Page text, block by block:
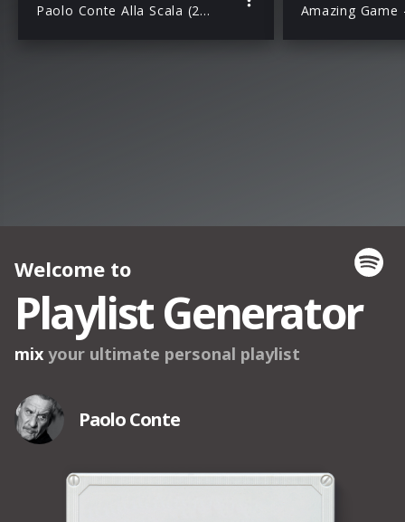
Paolo Conte Alla Scala (2LP)